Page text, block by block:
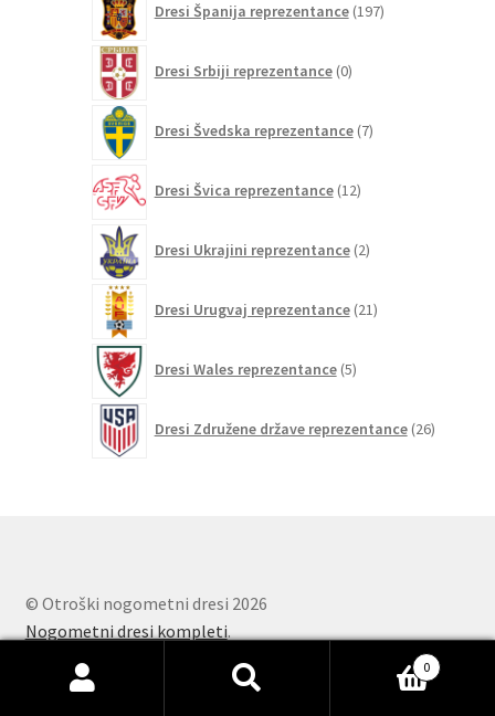
Dresi Španija reprezentance 197izdelkov
Dresi Srbiji reprezentance 0izdelkov
Dresi Švedska reprezentance 7izdelkov
Dresi Švica reprezentance 12izdelkov
Dresi Ukrajini reprezentance 2izdelka
Dresi Urugvaj reprezentance 21izdelkov
Dresi Wales reprezentance 5izdelkov
Dresi Združene države reprezentance 26izdelkov
© Otroški nogometni dresi 2026
Nogometni dresi kompleti.
0